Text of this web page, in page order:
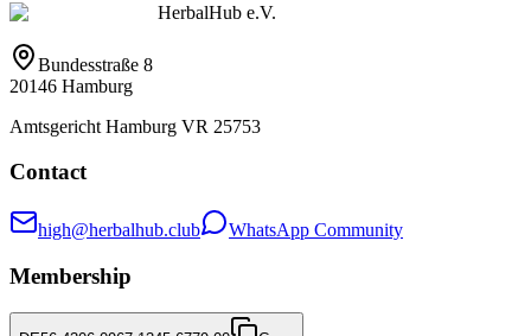
HerbalHub e.V.
Bundesstraße 8
20146 Hamburg
Amtsgericht Hamburg VR 25753
Contact
high@herbalhub.club WhatsApp Community
Membership